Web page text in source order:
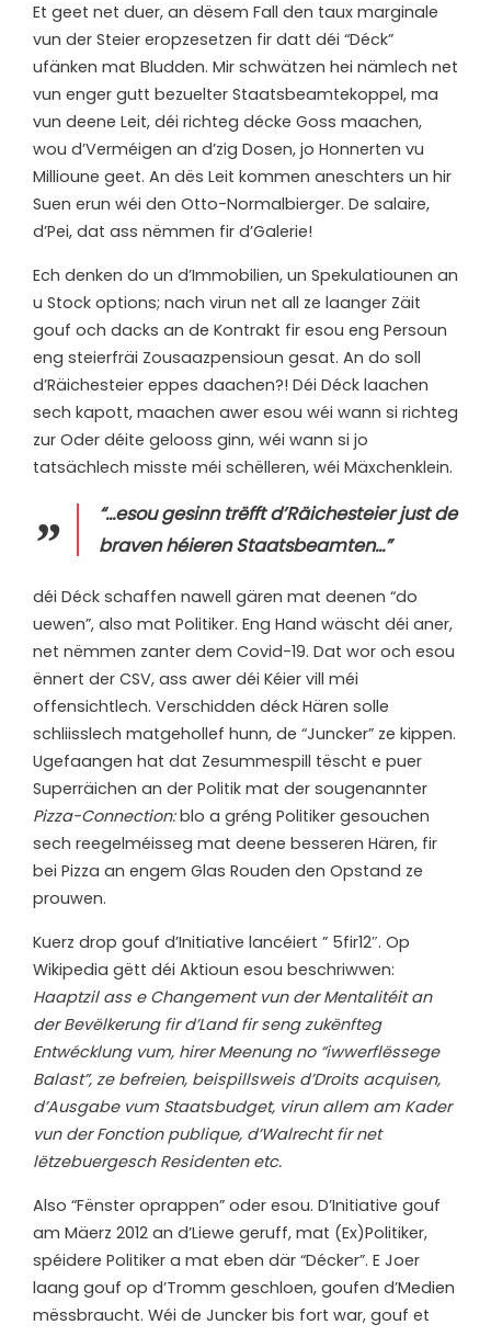
Et geet net duer, an dësem Fall den taux marginale
vun der Steier eropzesetzen fir datt déi “Déck”
ufänken mat Bludden. Mir schwätzen hei nämlech net
vun enger gutt bezuelter Staatsbeamtekoppel, ma
vun deene Leit, déi richteg décke Goss maachen,
wou d’Verméigen an d’zig Dosen, jo Honnerten vu
Millioune geet. An dës Leit kommen aneschters un hir
Suen erun wéi den Otto-Normalbierger. De salaire,
d’Pei, dat ass nëmmen fir d’Galerie!
Ech denken do un d’Immobilien, un Spekulatiounen an
u Stock options; nach virun net all ze laanger Zäit
gouf och dacks an de Kontrakt fir esou eng Persoun
eng steierfräi Zousaazpensioun gesat. An do soll
d’Räichesteier eppes daachen?! Déi Déck laachen
sech kapott, maachen awer esou wéi wann si richteg
zur Oder déite gelooss ginn, wéi wann si jo
tatsächlech misste méi schëlleren, wéi Mäxchenklein.
“…esou gesinn trëfft d’Räichesteier just de
braven héieren Staatsbeamten…”
déi Déck schaffen nawell gären mat deenen “do
uewen”, also mat Politiker. Eng Hand wäscht déi aner,
net nëmmen zanter dem Covid-19. Dat wor och esou
ënnert der CSV, ass awer déi Kéier vill méi
offensichtlech. Verschidden déck Hären solle
schliisslech matgehollef hunn, de “Juncker” ze kippen.
Ugefaangen hat dat Zesummespill tëscht e puer
Superräichen an der Politik mat der sougenannter
Pizza-Connection:blo a gréng Politiker gesouchen
sech reegelméisseg mat deene besseren Hären, fir
bei Pizza an engem Glas Rouden den Opstand ze
prouwen.
Kuerz drop gouf d’Initiative lancéiert ” 5fir12″. Op
Wikipedia gëtt déi Aktioun esou beschriwwen:
Haaptzil ass e Changement vun der Mentalitéit an
der Bevëlkerung fir d’Land fir seng zukënfteg
Entwécklung vum, hirer Meenung no “iwwerflëssege
Balast”, ze befreien, beispillsweis d’Droits acquisen,
d’Ausgabe vum Staatsbudget, virun allem am Kader
vun der Fonction publique, d’Walrecht fir net
lëtzebuergesch Residenten etc.
Also “Fënster oprappen” oder esou. D’Initiative gouf
am Mäerz 2012 an d’Liewe geruff, mat (Ex)Politiker,
spéidere Politiker a mat eben där “Décker”. E Joer
laang gouf op d’Tromm geschloen, goufen d’Medien
mëssbraucht. Wéi de Juncker bis fort war, gouf et